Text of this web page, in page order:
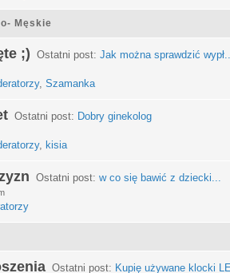
Męskie
;) Ostatni post: Jak można sprawdzić
, Szamanka
Ostatni post: Dobry ginekolog
, kisia
Ostatni post: w co się bawić z dziecki...
Ostatni post: Kupię używane klocki